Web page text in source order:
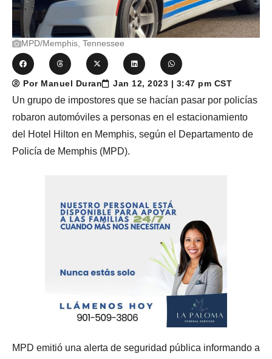
MPD/Memphis, Tennessee
Por Manuel Duran Jan 12, 2023 | 3:47 pm CST
Un grupo de impostores que se hacían pasar por policías
robaron automóviles a personas en el estacionamiento
del Hotel Hilton en Memphis, según el Departamento de
Policía de Memphis (MPD).
MPD emitió una alerta de seguridad pública informando a